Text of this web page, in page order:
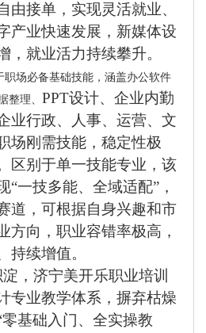
由接单，实现灵活就业、
产业快速发展，新媒体设
，就业活力持续攀升。
职场必备基础技能，涵盖办公软件
整理、 PPT设计、企业内勤
业行政、人事、运营、文
场刚需技能，稳定性极
区别于单一技能专业，该
“一技多能、全域适配”，
道，可根据自身兴趣和市
方向，职业容错率极高，
持续增值。
，济宁美开乐职业培训
专业教学体系，摒弃枯燥
基础入门、全实操教